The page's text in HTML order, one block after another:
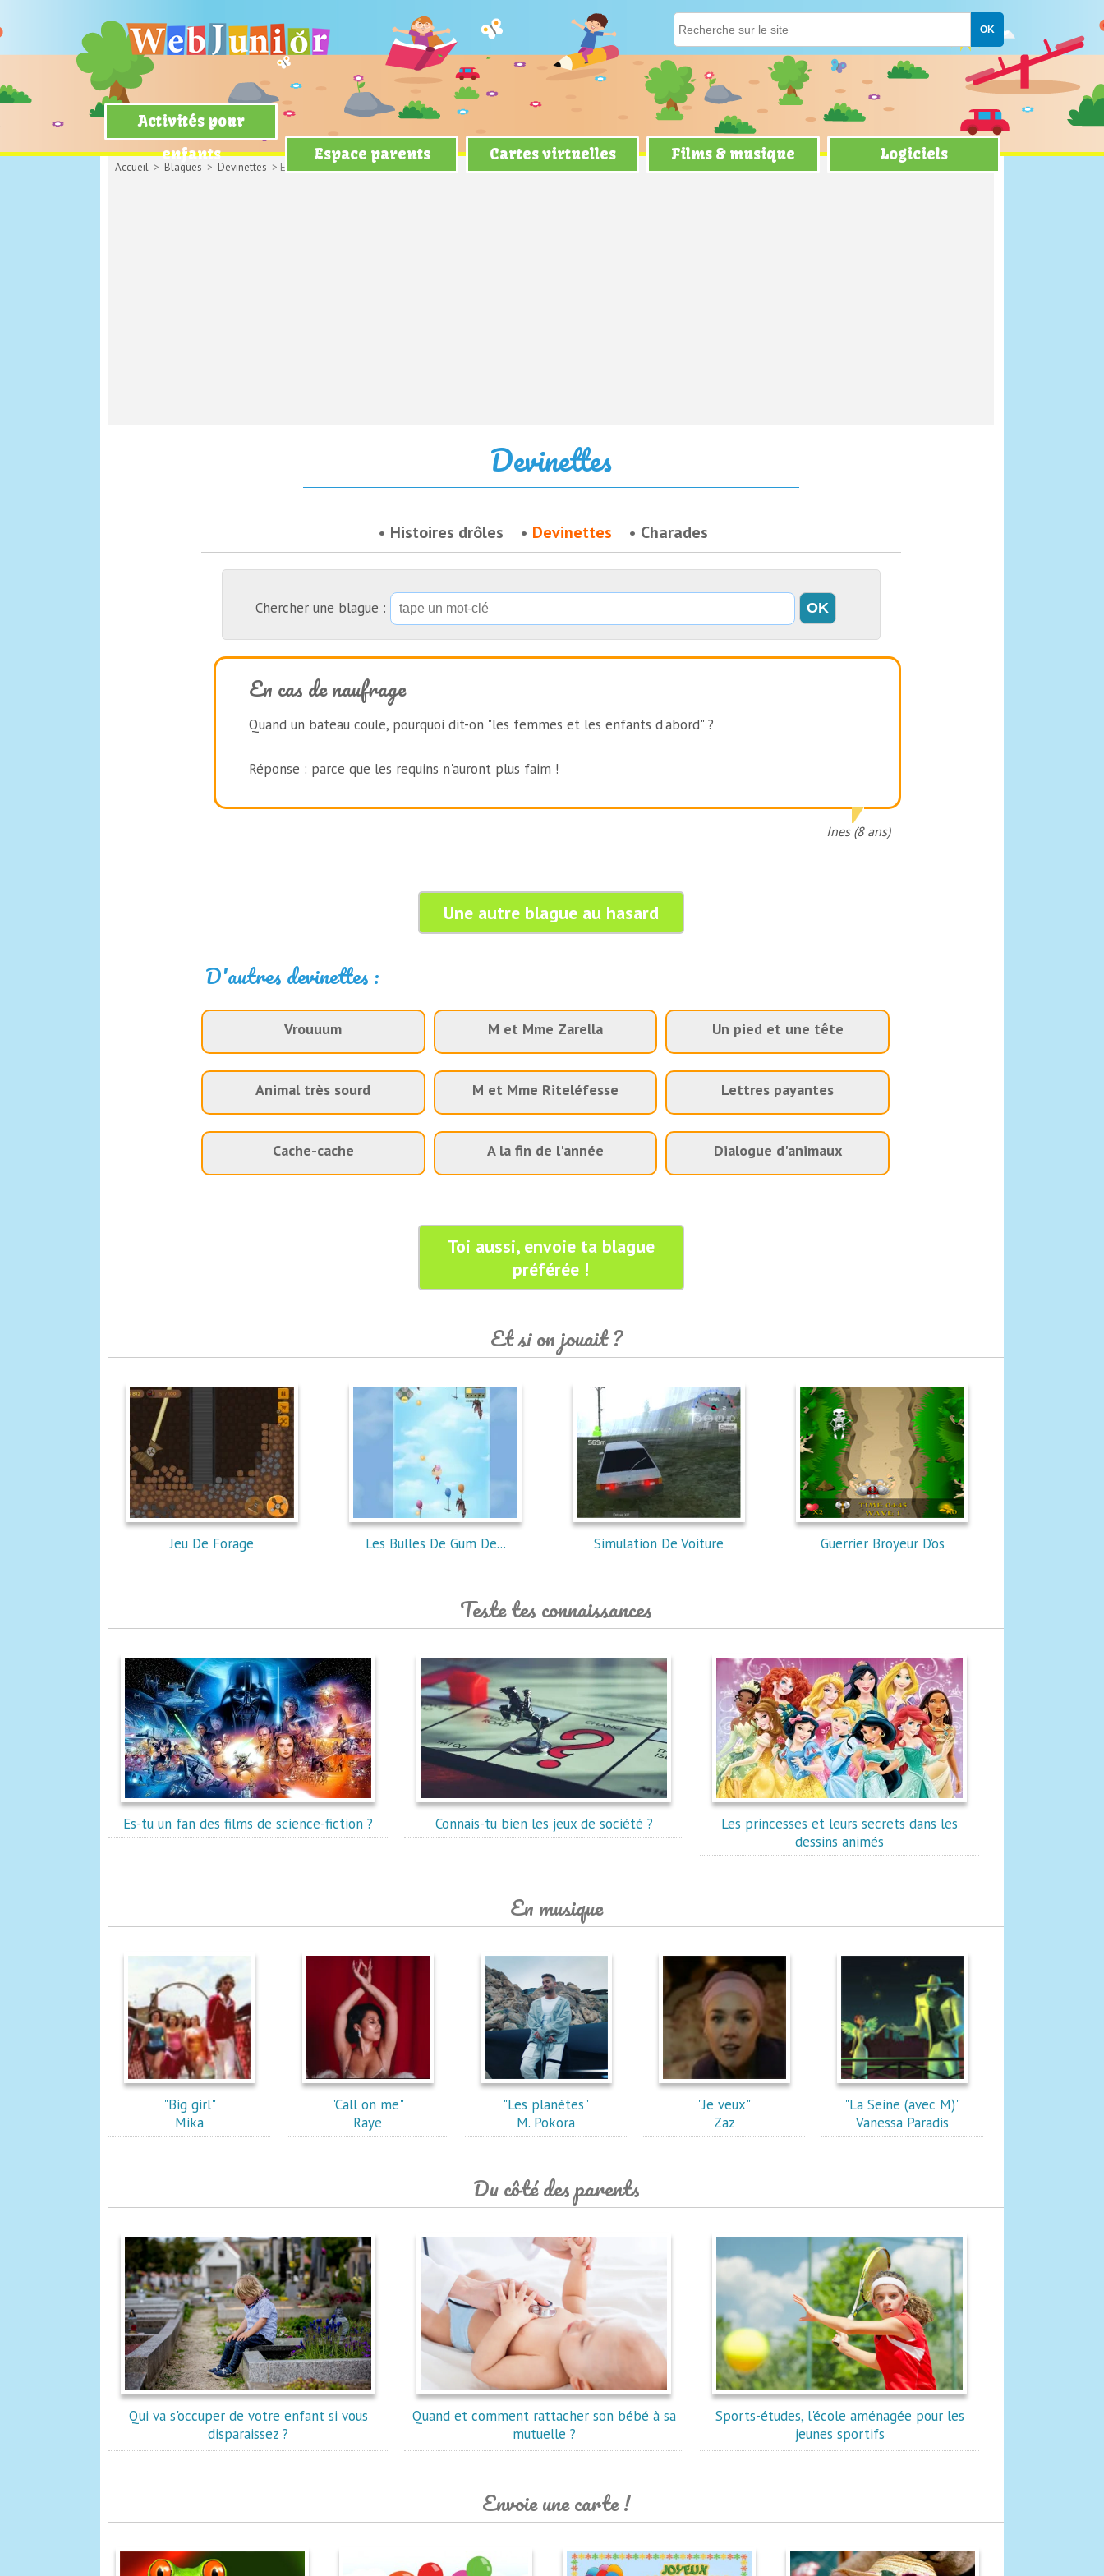
Activités pour
enfants
Espace parents Cartes virtuelles Films & musique Logiciels
Accueil > Blagues > Devinettes > En cas de naufrage
Devinettes
Histoires drôles Devinettes Charades
Chercher une blague :
En cas de naufrage
Quand un bateau coule, pourquoi dit-on "les femmes et les enfants d'abord" ?
Réponse : parce que les requins n'auront plus faim !
Ines (8 ans)
Une autre blague au hasard
D'autres devinettes :
Vrouuum M et Mme Zarella Un pied et une tête
Animal très sourd M et Mme Riteléfesse Lettres payantes
Cache-cache A la fin de l'année Dialogue d'animaux
Toi aussi, envoie ta blague
préférée !
Et si on jouait ?
Jeu De Forage Les Bulles De Gum De... Simulation De Voiture Guerrier Broyeur D’os
Teste tes connaissances
Es-tu un fan des films de science-fiction ? Connais-tu bien les jeux de société ?
Les princesses et leurs secrets dans les
dessins animés
En musique
"Big girl"
Mika
"Call on me"
Raye
"Les planètes"
M. Pokora
"Je veux"
Zaz
"La Seine (avec M)"
Vanessa Paradis
Du côté des parents
Qui va s'occuper de votre enfant si vous
disparaissez ?
Quand et comment rattacher son bébé à sa
mutuelle ?
Sports-études, l'école aménagée pour les
jeunes sportifs
Envoie une carte !